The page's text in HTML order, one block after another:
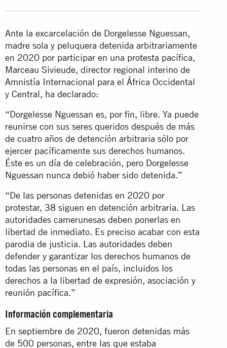
Ante la excarcelación de Dorgelesse Nguessan,
madre sola y peluquera detenida arbitrariamente
en 2020 por participar en una protesta pacífica,
Marceau Sivieude, director regional interino de
Amnistía Internacional para el África Occidental
y Central, ha declarado:
“Dorgelesse Nguessan es, por fin, libre. Ya puede
reunirse con sus seres queridos después de más
de cuatro años de detención arbitraria sólo por
ejercer pacíficamente sus derechos humanos.
Éste es un día de celebración, pero Dorgelesse
Nguessan nunca debió haber sido detenida.”
“De las personas detenidas en 2020 por
protestar, 38 siguen en detención arbitraria. Las
autoridades camerunesas deben ponerlas en
libertad de inmediato. Es preciso acabar con esta
parodia de justicia. Las autoridades deben
defender y garantizar los derechos humanos de
todas las personas en el país, incluidos los
derechos a la libertad de expresión, asociación y
reunión pacífica.”
Información complementaria
En septiembre de 2020, fueron detenidas más
de 500 personas, entre las que estaba